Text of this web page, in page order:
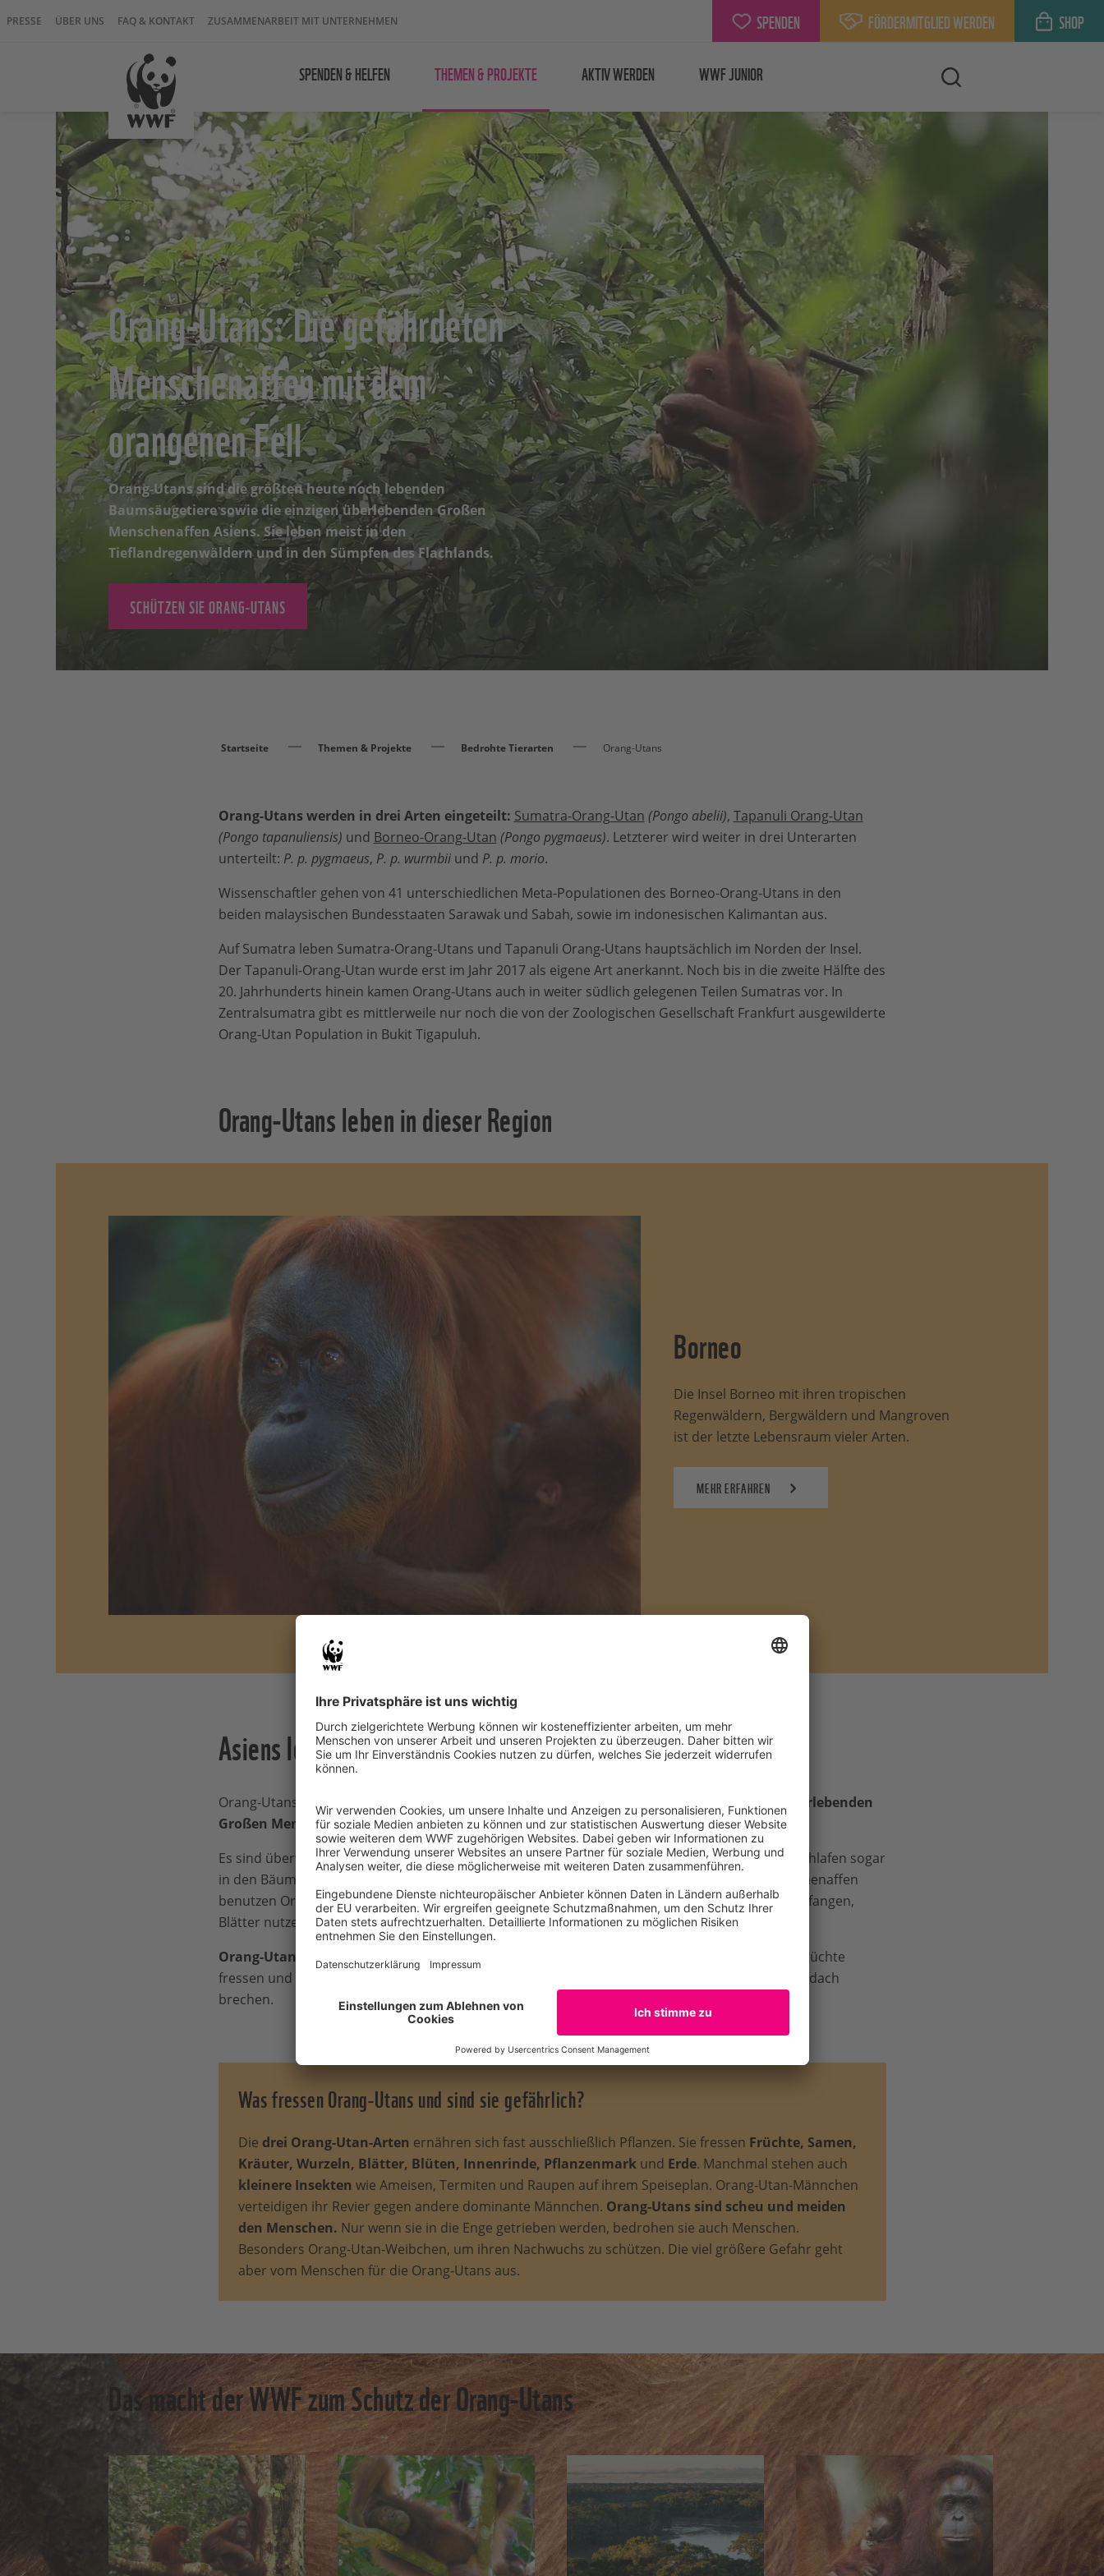
PRESSE ÜBER UNS FAQ & KONTAKT ZUSAMMENARBEIT MIT UNTERNEHMEN SPENDEN FÖRDERMITGLIED WERDEN SHOP
SPENDEN & HELFEN THEMEN & PROJEKTE AKTIV WERDEN WWF JUNIOR
Orang-Utans: Die gefährdeten
Menschenaffen mit dem
orangenen Fell
Orang-Utans sind die größten heute noch lebenden
Baumsäugetiere sowie die einzigen überlebenden Großen
Menschenaffen Asiens. Sie leben meist in den
Tieflandregenwäldern und in den Sümpfen des Flachlands.
SCHÜTZEN SIE ORANG-UTANS
Startseite Themen & Projekte Bedrohte Tierarten Orang-Utans
Orang-Utans werden in drei Arten eingeteilt: Sumatra-Orang-Utan (Pongo abelii), Tapanuli Orang-Utan
(Pongo tapanuliensis) und Borneo-Orang-Utan (Pongo pygmaeus). Letzterer wird weiter in drei Unterarten
unterteilt: P. p. pygmaeus, P. p. wurmbiiund P. p. morio.
Wissenschaftler gehen von 41 unterschiedlichen Meta-Populationen des Borneo-Orang-Utans in den
beiden malaysischen Bundesstaaten Sarawak und Sabah, sowie im indonesischen Kalimantan aus.
Auf Sumatra leben Sumatra-Orang-Utans und Tapanuli Orang-Utans hauptsächlich im Norden der Insel.
Der Tapanuli-Orang-Utan wurde erst im Jahr 2017 als eigene Art anerkannt. Noch bis in die zweite Hälfte des
20. Jahrhunderts hinein kamen Orang-Utans auch in weiter südlich gelegenen Teilen Sumatras vor. In
Zentralsumatra gibt es mittlerweile nur noch die von der Zoologischen Gesellschaft Frankfurt ausgewilderte
Orang-Utan Population in Bukit Tigapuluh.
Orang-Utans leben in dieser Region
Borneo
Die Insel Borneo mit ihren tropischen
Regenwäldern, Bergwäldern und Mangroven
ist der letzte Lebensraum vieler Arten.
MEHR ERFAHREN
Asiens letzte Menschenaffen
Orang-Utans sind die größten heute noch lebenden Baumsäugetiere sowie die
einzigen überlebenden
Großen Menschenaffen Asiens.
Es sind überwiegendEinzelgänger, die die meiste Zeit des Tages auf Bäumen verbringen. Sie schlafen sogar
in den Bäumen und bauen sich hierfür jeden Abend ein neues
. Ebenso wie andere Menschenaffen
benutzen Orang-UtansWerkzeuge: Äste nutzen sie zur Verteidigung oder als Speer zum Fische fangen,
Blätter nutzen sie wie eine Art Handschuh beim Öffnen stacheliger Früchte.
Orang-Utans spielen eine wichtige Rolle im Ökosystem Wald:
Sie verjüngen ihn, indem sie Früchte
fressen und deren Samen verteilen und beim Hangeln von Ast zu Ast Lichtschneisen ins Kronendach
brechen.
Was fressen Orang-Utans und sind sie gefährlich?
Die drei Orang-Utan-Arten ernähren sich fast ausschließlich Pflanzen. Sie fressen Früchte, Samen,
Kräuter, Wurzeln, Blätter, Blüten, Innenrinde, Pflanzenmarkund Erde. Manchmal stehen auch
kleinere Insekten wie Ameisen, Termiten und Raupen auf ihrem Speiseplan. Orang-Utan-Männchen
verteidigen ihr Revier gegen andere dominante Männchen. Orang-Utans sind scheu und meiden
den Menschen. Nur wenn sie in die Enge getrieben werden, bedrohen sie auch Menschen.
Besonders Orang-Utan-Weibchen, um ihren Nachwuchs zu schützen. Die viel größere Gefahr geht
aber vom Menschen für die Orang-Utans aus.
Das macht der WWF zum Schutz der Orang-Utans